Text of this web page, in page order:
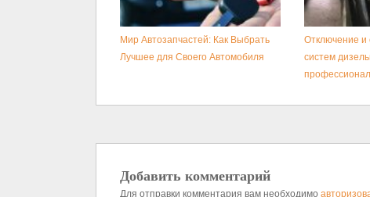
Мир Автозапчастей: Как Выбрать
Лучшее для Своего Автомобиля
Отключение и
систем
Добавить комментарий
Для отправки комментария вам необходимо